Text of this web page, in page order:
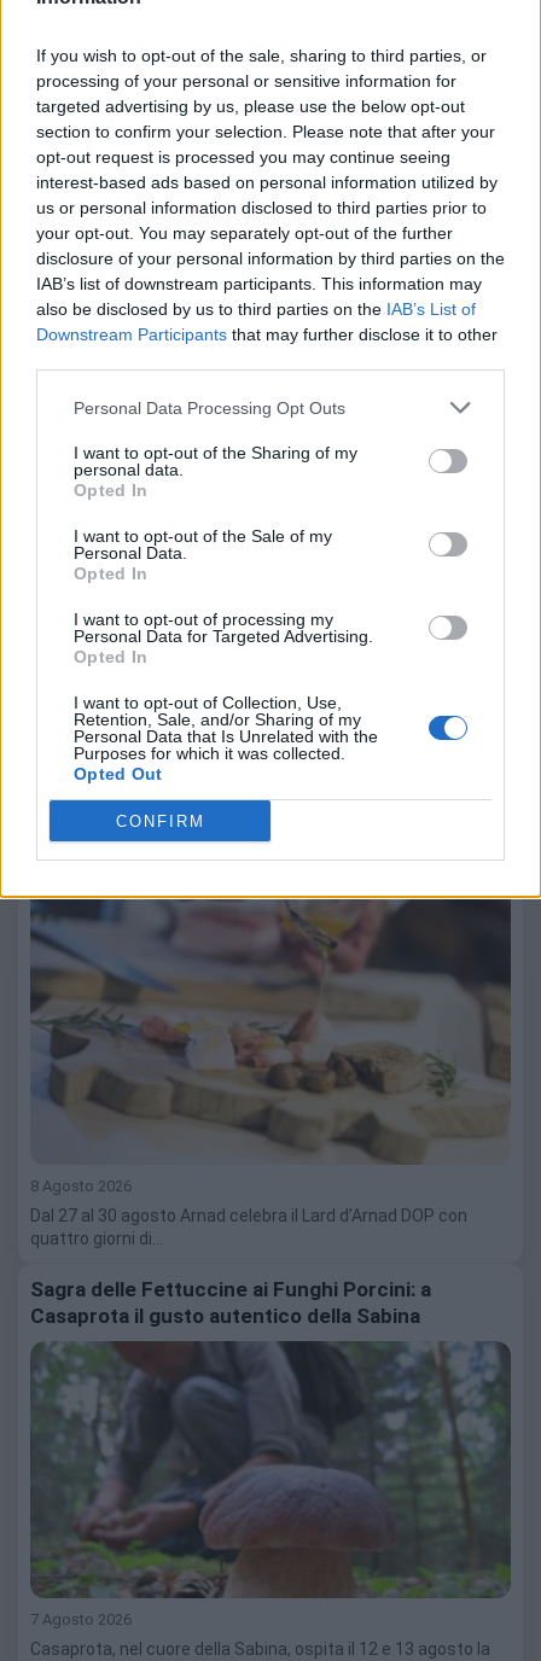
If you wish to opt-out of the sale, sharing to third parties, or
processing of your personal or sensitive information for
targeted advertising by us, please use the below opt-out
section to confirm your selection. Please note that after your
opt-out request is processed you may continue seeing
interest-based ads based on personal information utilized by
us or personal information disclosed to third parties prior to
your opt-out. You may separately opt-out of the further
disclosure of your personal information by third parties on the
IAB’s list of downstream participants. This information may
also be disclosed by us to third parties on the IAB’s List of
Downstream Participants that may further disclose it to other
Personal Data Processing Opt Outs
I want to opt-out of the Sharing of my
personal data.
Opted In
I want to opt-out of the Sale of my
Personal Data.
Opted In
I want to opt-out of processing my
Personal Data for Targeted Advertising.
Opted In
I want to opt-out of Collection, Use,
Retention, Sale, and/or Sharing of my
Personal Data that Is Unrelated with the
Purposes for which it was collected.
Opted Out
CONFIRM
Leggi anche:
Festa del Lard d’Arnad DOP: gusto e tradizione
8 Agosto 2026
Dal 27 al 30 agosto Arnad celebra il Lard d’Arnad DOP con
quattro giorni di…
Sagra delle Fettuccine ai Funghi Porcini: a
Casaprota il gusto autentico della Sabina
7 Agosto 2026
Casaprota, nel cuore della Sabina, ospita il 12 e 13 agosto la